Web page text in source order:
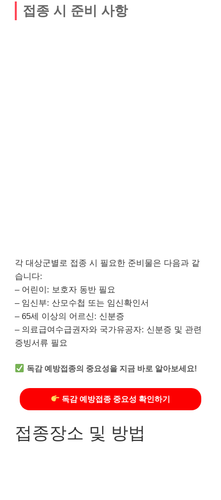
접종 시 준비 사항
각 대상군별로 접종 시 필요한 준비물은 다음과 같
습니다:
– 어린이: 보호자 동반 필요
– 임신부: 산모수첩 또는 임신확인서
– 65세 이상의 어르신: 신분증
– 의료급여수급권자와 국가유공자: 신분증 및 관련
증빙서류 필요
독감 예방접종의 중요성을 지금 바로 알아보세요!
독감 예방접종 중요성 확인하기
접종장소 및 방법